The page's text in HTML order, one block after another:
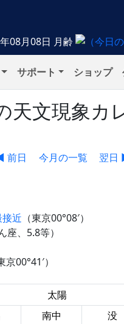
08月08日 月齢
サポート ショップ
天文現象カ
前日 今月の一覧 翌日
近 （東京00°08′）
座、5.8等）
京00°41′）
太陽
南中 没